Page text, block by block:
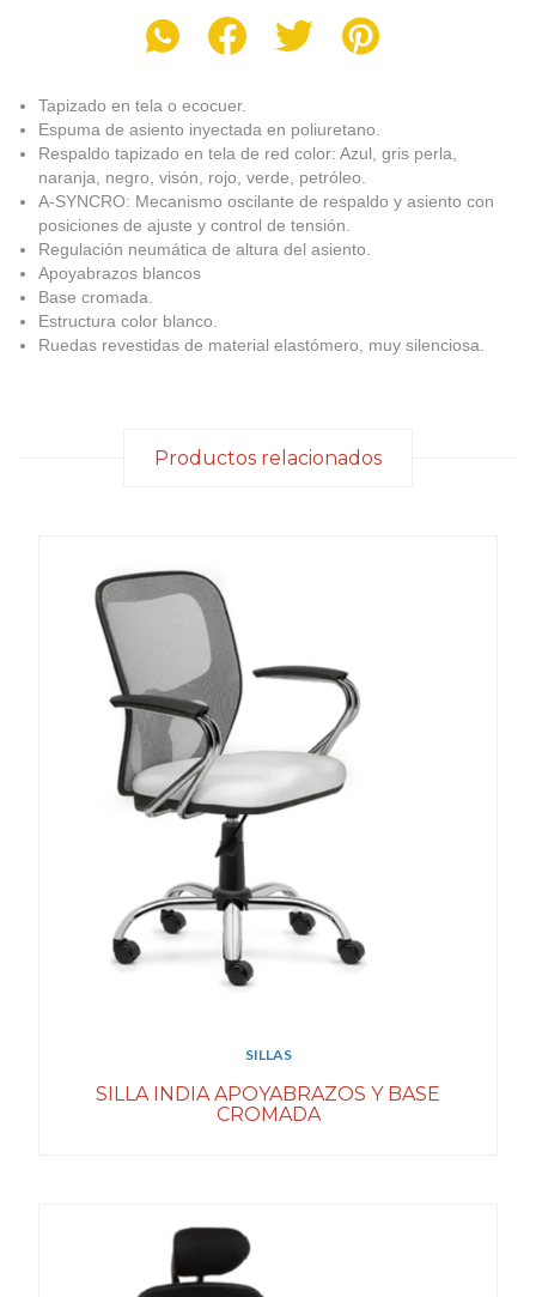
Tapizado en tela o ecocuer.
Espuma de asiento inyectada en poliuretano.
Respaldo tapizado en tela de red color: Azul, gris perla,
naranja, negro, visón, rojo, verde, petróleo.
A-SYNCRO: Mecanismo oscilante de respaldo y asiento con
posiciones de ajuste y control de tensión.
Regulación neumática de altura del asiento.
Apoyabrazos blancos
Base cromada.
Estructura color blanco.
Ruedas revestidas de material elastómero, muy silenciosa.
Productos relacionados
SILLAS
SILLA INDIA APOYABRAZOS Y BASE
CROMADA